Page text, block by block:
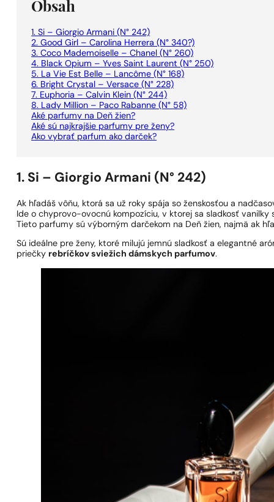
Obsah
1. Si – Giorgio Armani (N° 242)
2. Good Girl – Carolina Herrera (N° 340?)
3. Coco Mademoiselle – Chanel (N° 260)
4. Black Opium – Yves Saint Laurent (N° 250)
5. La Vie Est Belle – Lancôme (N° 168)
6. Bright Crystal – Versace (N° 228)
7. Euphoria – Calvin Klein (N° 244)
8. Lady Million – Paco Rabanne (N° 58)
Aké parfumy na Deň žien?
Aké sú najkrajšie parfumy pre ženy?
Ako vybrať parfum ako darček?
1. Si – Giorgio Armani (N° 242)
Ak hľadáš vôňu, ktorá sa už roky spája so ženskosťou a
Ide o chyprovo-ovocnú kompozíciu, v ktorej sa sladkosť
Tieto parfumy sú výborným darčekom na Deň žien, najmä ak
Sú ideálne pre ženy, ktoré milujú jemnú sladkosť a elegantné
priečky rebríčkov sviežich dámskych parfumov.